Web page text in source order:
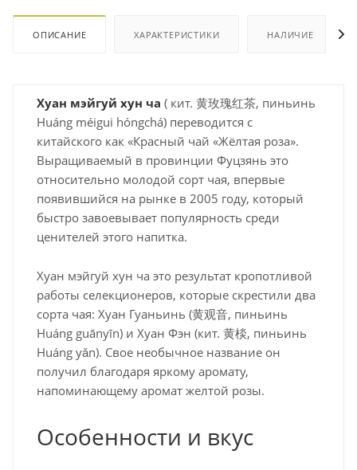
ОПИСАНИЕ ХАРАКТЕРИСТИКИ НАЛИЧИЕ
Хуан мэйгуй хун ча ( кит. 黄玫瑰红茶, пиньинь
Huáng méigui hóngchá) переводится с
китайского как «Красный чай «Жёлтая роза».
Выращиваемый в провинции Фуцзянь это
относительно молодой сорт чая, впервые
появившийся на рынке в 2005 году, который
быстро завоевывает популярность среди
ценителей этого напитка.
Хуан мэйгуй хун ча это результат кропотливой
работы селекционеров, которые скрестили два
сорта чая: Хуан Гуаньинь (黄观音, пиньинь
Huáng guānyīn) и Хуан Фэн (кит. 黄棪, пиньинь
Huáng yǎn). Свое необычное название он
получил благодаря яркому аромату,
напоминающему аромат желтой розы.
Особенности и вкус